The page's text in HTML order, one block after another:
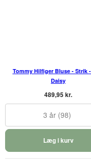
Tommy Hilfiger Bluse - Strik
Daisy
489,95 kr.
3 år (98)
Læg i kurv